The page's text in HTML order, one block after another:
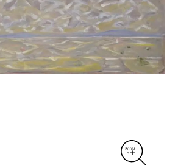
2 : LES GOUACHES
DE COULEUR ET FUSAINS
CONTACT